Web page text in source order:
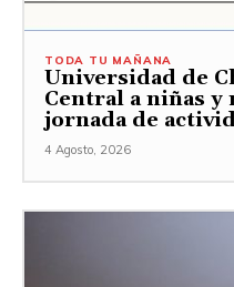
TODA TU MAÑANA
Universidad de
Central a niñas y
jornada de
4 Agosto, 2026